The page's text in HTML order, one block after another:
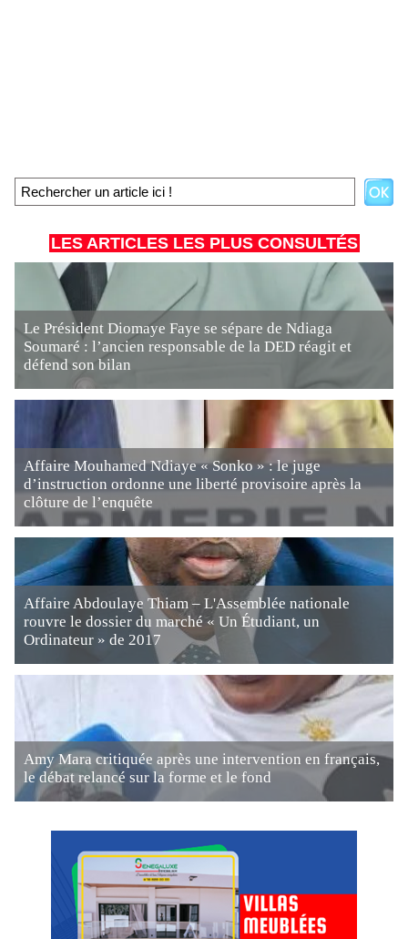
LES ARTICLES LES PLUS CONSULTÉS
Le Président Diomaye Faye se sépare de Ndiaga
Soumaré : l’ancien responsable de la DED réagit et
défend son bilan
Affaire Mouhamed Ndiaye « Sonko » : le juge
d’instruction ordonne une liberté provisoire après la
clôture de l’enquête
Affaire Abdoulaye Thiam – L'Assemblée nationale
rouvre le dossier du marché « Un Étudiant, un
Ordinateur » de 2017
Amy Mara critiquée après une intervention en français,
le débat relancé sur la forme et le fond